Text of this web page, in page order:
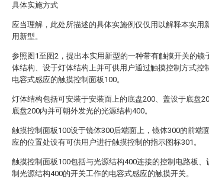
具体实施方式
应当理解，此处所描述的具体实施例仅仅用以解释本实用
用新型。
参照图1至图2，提出本实用新型的一种带有触摸开关的镜
体结构、设于灯体结构上并可供用户通过触摸控制方式控
电容式感应的触摸控制面板100。
灯体结构包括可安装于安装面上的底盘200、盖设于底盘
底盘200内并可朝外发光的光源结构400。
触摸控制面板100设于镜体300后端面上，镜体300的前端
应的位置处设有可供用户进行触摸控制的指示图标301。
触摸控制面板100包括与光源结构400连接的控制电路板
制光源结构400的开关工作的电容式感应的触摸开关。